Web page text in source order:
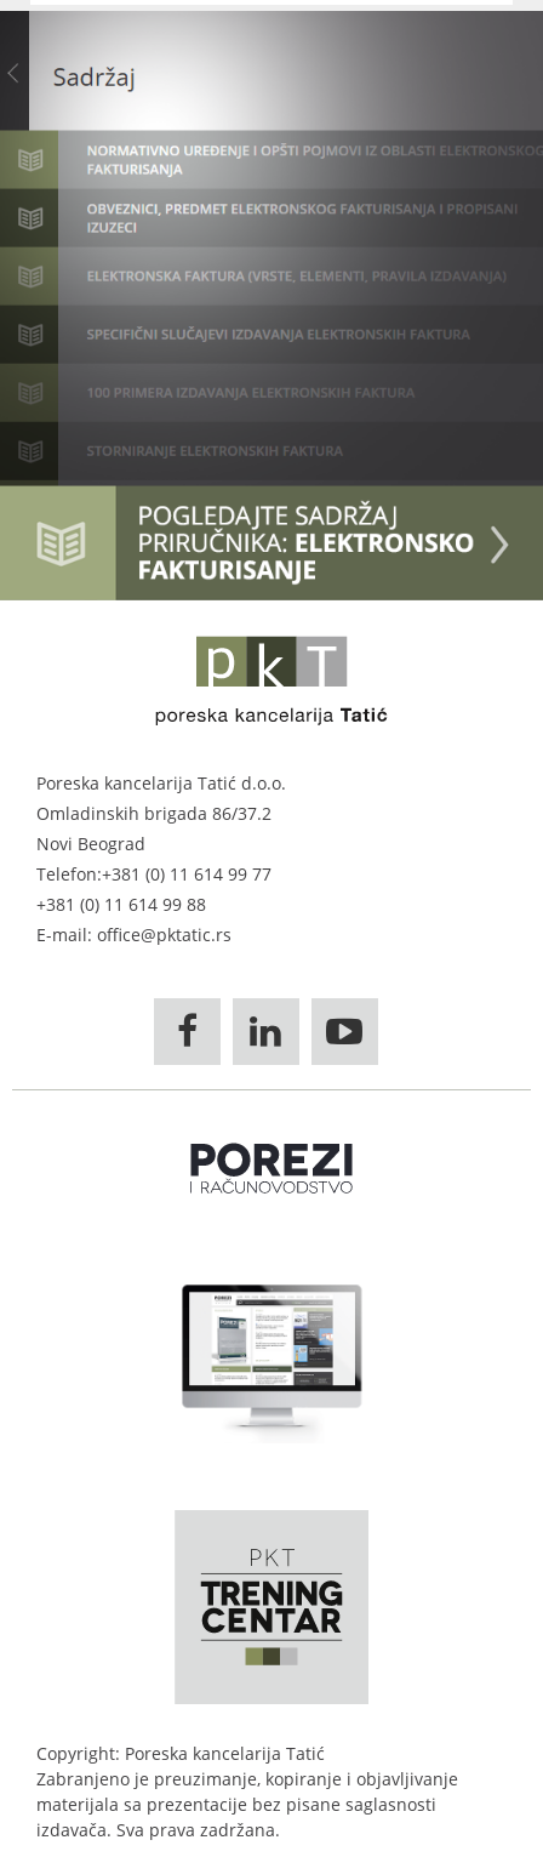
Poreska kancelarija Tatić d.o.o.
Omladinskih brigada 86/37.2
Novi Beograd
Telefon:+381 (0) 11 614 99 77
+381 (0) 11 614 99 88
E-mail: office@pktatic.rs
  
Copyright: Poreska kancelarija Tatić
Zabranjeno je preuzimanje, kopiranje i objavljivanje
materijala sa prezentacije bez pisane saglasnosti
izdavača. Sva prava zadržana.